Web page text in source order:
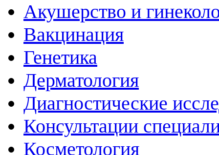
Акушерство и
Вакцинация
Генетика
Дерматология
Диагностические
Консультации
Косметология